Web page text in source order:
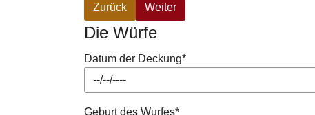
Zurück Weiter
Die Würfe
Datum der Deckung*
Geburt des Wurfes*